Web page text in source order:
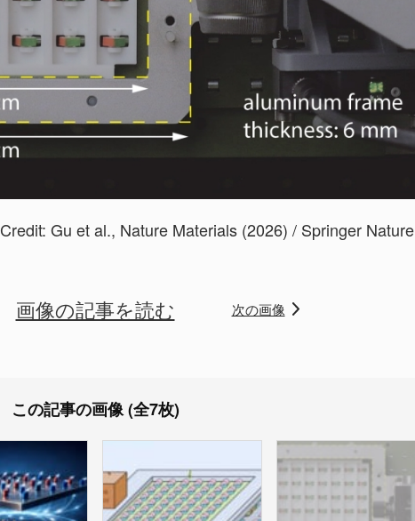
Credit: Gu et al., Nature Materials (2026) / Springer Nature
画像の記事を読む 次の画像
この記事の画像 (全7枚)